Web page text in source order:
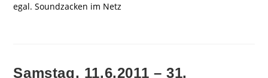
egal. Soundzacken im Netz
Samstag, 11.6.2011 – 31.